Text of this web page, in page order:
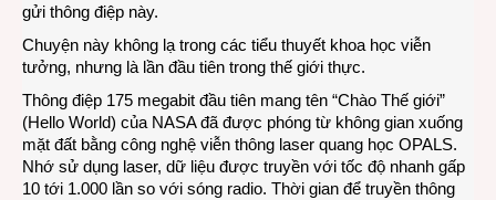
gửi thông điệp này.
Chuyện này không lạ trong các tiểu thuyết khoa học viễn
tưởng, nhưng là lần đầu tiên trong thế giới thực.
Thông điệp 175 megabit đầu tiên mang tên “Chào Thế giới”
(Hello World) của NASA đã được phóng từ không gian xuống
mặt đất bằng công nghệ viễn thông laser quang học OPALS.
Nhớ sử dụng laser, dữ liệu được truyền với tốc độ nhanh gấp
10 tới 1.000 lần so với sóng radio. Thời gian để truyền thông